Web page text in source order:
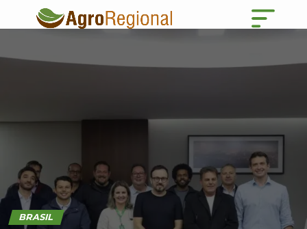
BRASIL